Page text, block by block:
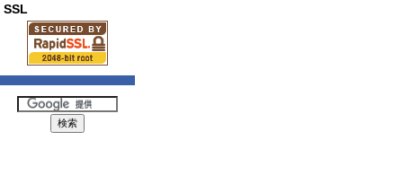
SSL